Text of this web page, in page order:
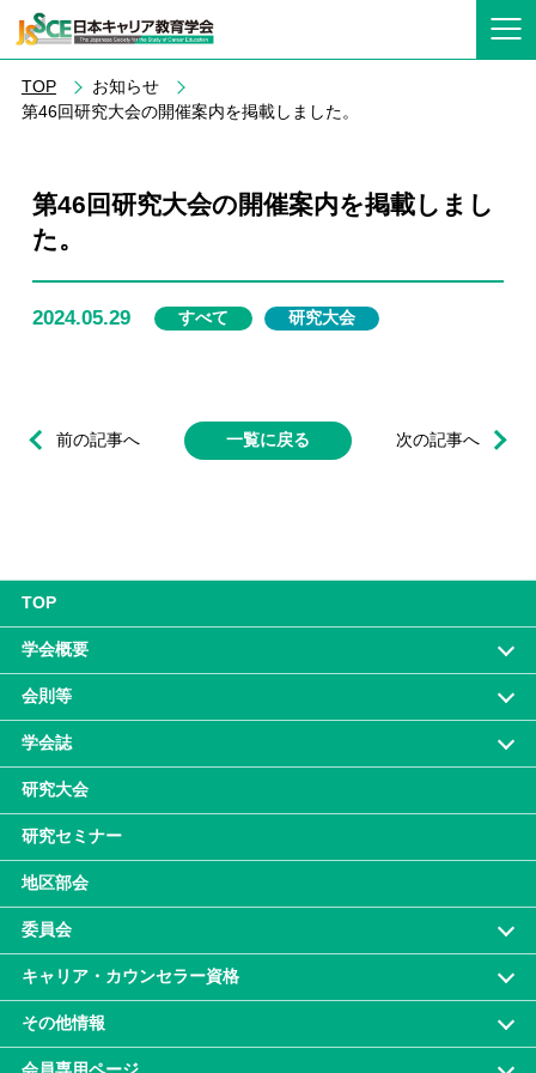
TOP
お知らせ
第46回研究大会の開催案内を掲載しました。
第46回研究大会の開催案内を掲載しまし
た。
2024.05.29 すべて 研究大会
前の記事へ 次の記事へ
一覧に戻る
TOP
学会概要
会則等
学会誌
研究大会
研究セミナー
地区部会
委員会
キャリア・カウンセラー資格
その他情報
会員専⽤ページ